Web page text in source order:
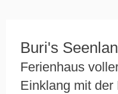
Buri's
Ferienhaus
Einklang mit der